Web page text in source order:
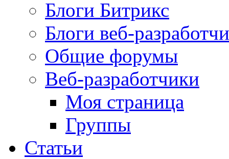
Блоги Битрикс
Блоги веб-
Общие форумы
Веб-разработчики
Моя страница
Группы
Статьи